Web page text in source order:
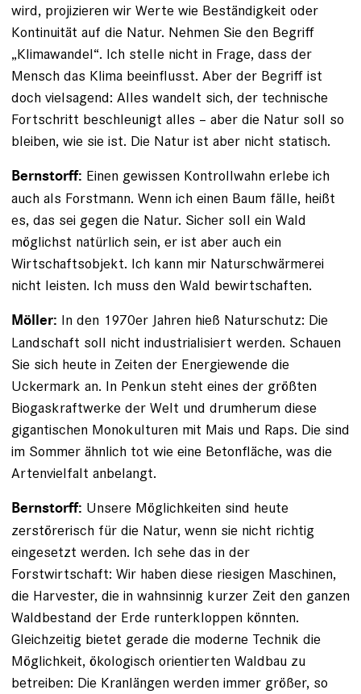
wird, projizieren wir Werte wie Beständigkeit oder
Kontinuität auf die Natur. Nehmen Sie den Begriff
„Klimawandel“. Ich stelle nicht in Frage, dass der
Mensch das Klima beeinflusst. Aber der Begriff ist
doch vielsagend: Alles wandelt sich, der technische
Fortschritt beschleunigt alles – aber die Natur soll so
bleiben, wie sie ist. Die Natur ist aber nicht statisch.
Bernstorff: Einen gewissen Kontrollwahn erlebe ich
auch als Forstmann. Wenn ich einen Baum fälle, heißt
es, das sei gegen die Natur. Sicher soll ein Wald
möglichst natürlich sein, er ist aber auch ein
Wirtschaftsobjekt. Ich kann mir Naturschwärmerei
nicht leisten. Ich muss den Wald bewirtschaften.
Möller: In den 1970er Jahren hieß Naturschutz: Die
Landschaft soll nicht industrialisiert werden. Schauen
Sie sich heute in Zeiten der Energiewende die
Uckermark an. In Penkun steht eines der größten
Biogaskraftwerke der Welt und drumherum diese
gigantischen Monokulturen mit Mais und Raps. Die sind
im Sommer ähnlich tot wie eine Betonfläche, was die
Artenvielfalt anbelangt.
Bernstorff: Unsere Möglichkeiten sind heute
zerstörerisch für die Natur, wenn sie nicht richtig
eingesetzt werden. Ich sehe das in der
Forstwirtschaft: Wir haben diese riesigen Maschinen,
die Harvester, die in wahnsinnig kurzer Zeit den ganzen
Wald­bestand der Erde runterkloppen könnten.
Gleichzeitig bietet gerade die ­moderne Technik die
Möglichkeit, ökologisch orientierten Waldbau zu
betreiben: Die Kranlängen werden immer größer, so